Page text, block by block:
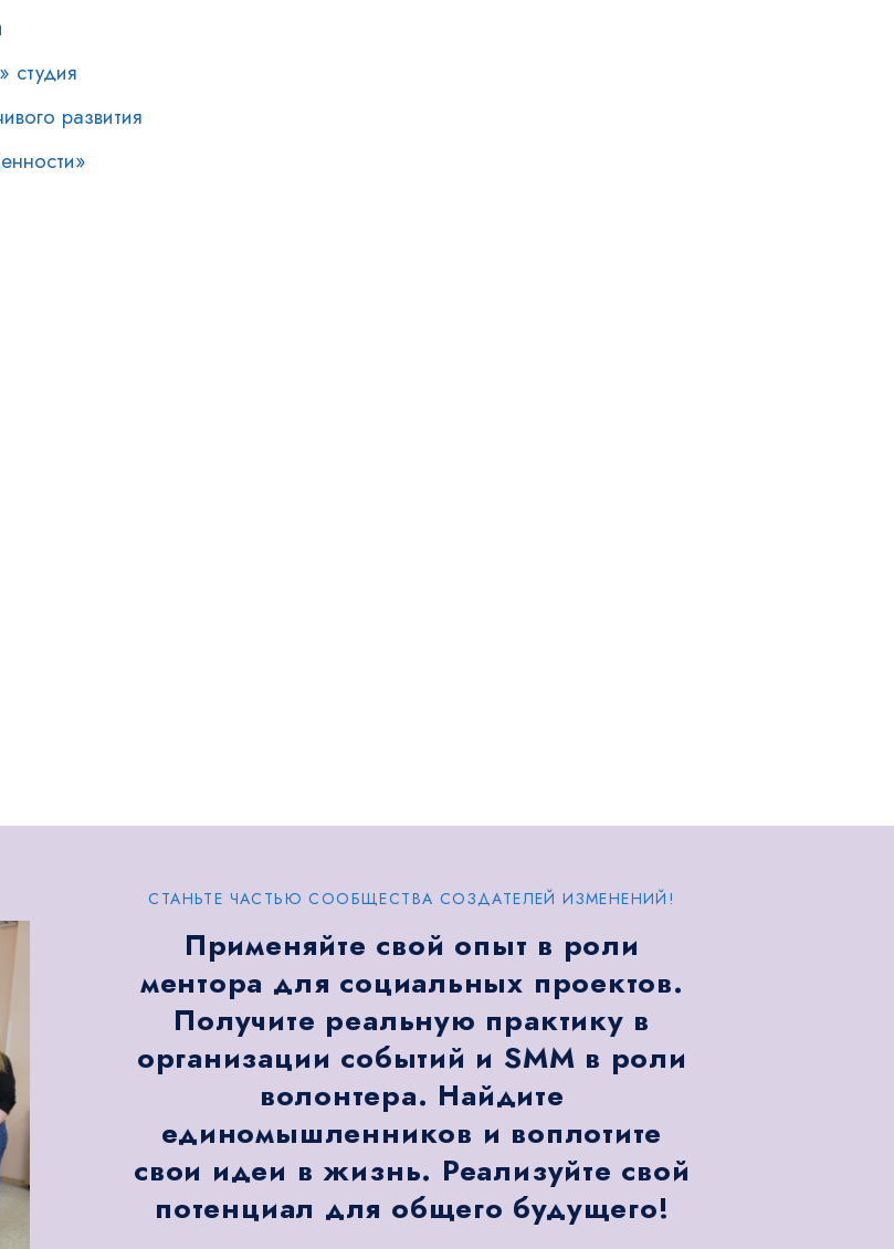
студия
развития
СТАНЬТЕ ЧАСТЬЮ СООБЩЕСТВА СОЗДАТЕЛЕЙ ИЗМЕНЕНИЙ!
Применяйте свой опыт в роли
ментора для социальных проектов.
Получите реальную практику в
организации событий и SMM в роли
волонтера. Найдите
единомышленников и воплотите
свои идеи в жизнь. Реализуйте свой
потенциал для общего будущего!